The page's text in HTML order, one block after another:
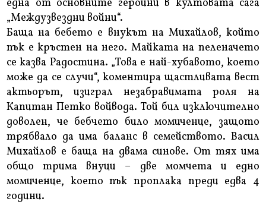
една от основните героини в култовата сага
„Междузвездни войни“.
Баща на бебето е внукът на Михайлов, който
пък е кръстен на него. Майката на пеленачето
се казва Радостина. „Това е най-хубавото, което
може да се случи“, коментира щастливата вест
актьорът, изиграл незабравимата роля на
Капитан Петко войвода. Той бил изключително
доволен, че бебчето било момиченце, защото
трябвало да има баланс в семейството. Васил
Михайлов е баща на двама синове. От тях има
общо трима внуци – две момчета и едно
момиченце, което пък проплака преди едва 4
години.